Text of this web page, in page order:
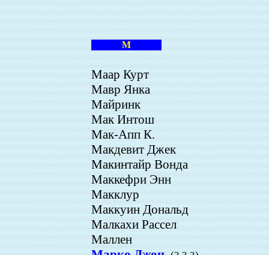
М
Маар Курт
Мавр Янка
Майринк
Мак Интош
Мак-Апп К.
Макдевит Джек
Макинтайр Вонда
Маккефри Энн
Макклур
Маккуин Дональд
Малкахи Рассел
Маллен